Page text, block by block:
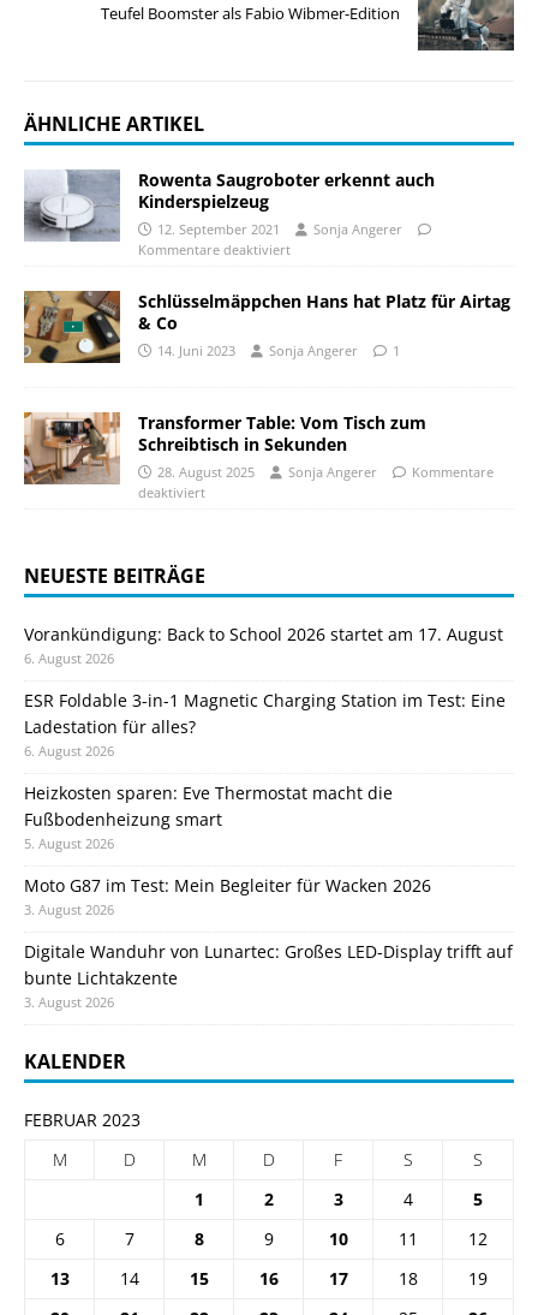
Teufel Boomster als Fabio Wibmer-Edition
ÄHNLICHE ARTIKEL
Rowenta Saugroboter erkennt auch
Kinderspielzeug
12. September 2021
Sonja Angerer
Kommentare deaktiviert
Schlüsselmäppchen Hans hat Platz für Airtag
& Co
14. Juni 2023 Sonja Angerer 1
Transformer Table: Vom Tisch zum
Schreibtisch in Sekunden
28. August 2025 Sonja Angerer
Kommentare
deaktiviert
NEUESTE BEITRÄGE
Vorankündigung: Back to School 2026 startet am 17. August
6. August 2026
ESR Foldable 3-in-1 Magnetic Charging Station im Test: Eine
Ladestation für alles?
6. August 2026
Heizkosten sparen: Eve Thermostat macht die
Fußbodenheizung smart
5. August 2026
Moto G87 im Test: Mein Begleiter für Wacken 2026
3. August 2026
Digitale Wanduhr von Lunartec: Großes LED-Display trifft auf
bunte Lichtakzente
3. August 2026
KALENDER
FEBRUAR 2023
M
D M D F S
S
1
2 3 4
5
6
7 8 9 10 11
12
13
14 15 16 17 18
19